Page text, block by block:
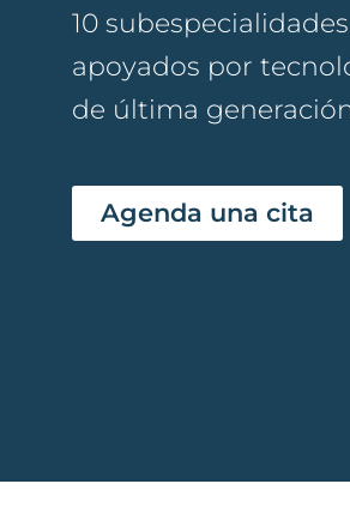
10
apoyados por
de última
Agenda una cita